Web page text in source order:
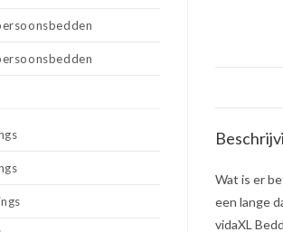
Wat is er
een lange
vidaXL